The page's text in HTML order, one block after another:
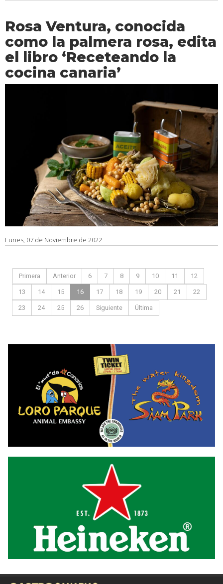
Rosa Ventura, conocida
como la palmera rosa, edita
el libro ‘Receteando la
cocina canaria’
Lunes, 07 de Noviembre de 2022
Primera Anterior 6 7 8 9 10 11 12
13 14 15 16 17 18 19 20 21 22
23 24 25 26 Siguiente Última